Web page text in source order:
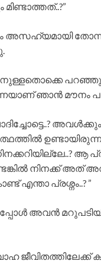
മിണ്ടാത്തത്..?”
അസഹ്യമായി
പറഞ്ഞു
ഞാൻ മൗനം
ഉണ്ടായിരുന്ന
ആ
നിനക്ക്
എന്താ പ്രശ്നം..? ”
അവൻ